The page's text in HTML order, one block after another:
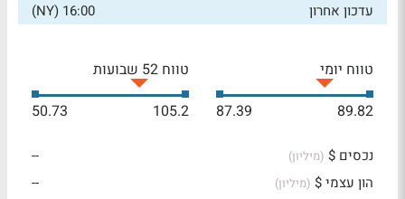
עדכון אחרון
16:00 (NY)
טווח יומי
89.82
87.39
טווח 52 שבועות
105.2
50.73
נכסים $ (מיליון)
--
הון עצמי $ (מיליון)
--